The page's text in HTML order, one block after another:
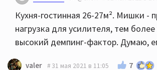
Кухня-гостинная 26-27м². Мишки -
нагрузка для усилителя, тем
высокий демпинг-фактор. Думаю,
valer 31 мая 2021 в 11:05 7